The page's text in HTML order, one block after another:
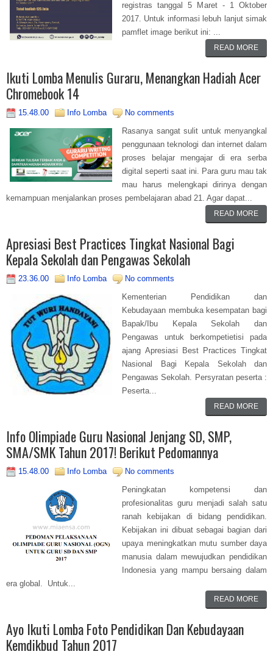
registras tanggal 5 Maret - 1 Oktober
2017. Untuk informasi lebuh lanjut simak
pamflet image berikut ini: ...
READ MORE
Ikuti Lomba Menulis Guraru, Menangkan Hadiah Acer
Chromebook 14
15.48.00 Info Lomba
No comments
Rasanya sangat sulit untuk menyangkal
penggunaan teknologi dan internet dalam
proses belajar mengajar di era serba
digital seperti saat ini. Para guru mau tak
mau harus melengkapi dirinya dengan
kemampuan menjalankan proses pembelajaran abad 21. Agar dapat...
READ MORE
Apresiasi Best Practices Tingkat Nasional Bagi
Kepala Sekolah dan Pengawas Sekolah
23.36.00 Info Lomba
No comments
Kementerian Pendidikan dan
Kebudayaan membuka kesempatan bagi
Bapak/Ibu Kepala Sekolah dan
Pengawas untuk berkompetietisi pada
ajang Apresiasi Best Practices Tingkat
Nasional Bagi Kepala Sekolah dan
Pengawas Sekolah. Persyratan peserta :
Peserta...
READ MORE
Info Olimpiade Guru Nasional Jenjang SD, SMP,
SMA/SMK Tahun 2017! Berikut Pedomannya
15.48.00 Info Lomba
No comments
Peningkatan kompetensi dan
profesionalitas guru menjadi salah satu
ranah kebijakan di bidang pendidikan.
Kebijakan ini dibuat sebagai bagian dari
upaya meningkatkan mutu sumber daya
manusia dalam mewujudkan pendidikan
Indonesia yang mampu bersaing dalam
era global. Untuk...
READ MORE
Ayo Ikuti Lomba Foto Pendidikan Dan Kebudayaan
Kemdikbud Tahun 2017